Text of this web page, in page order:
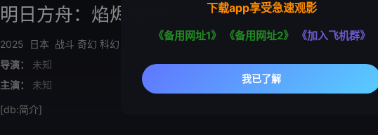
明日方舟：焰烬曙明
2025 日本 战斗 奇幻 科幻 日本动漫 动漫
日漫
导演：
未知
主演：
未知
[db:简介]
下载app享受急速观影
《备用网址1》 《备用网址2》 《加入飞机群》